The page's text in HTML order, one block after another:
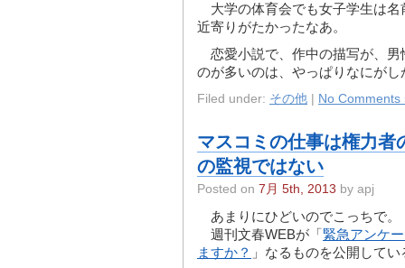
大学の体育会でも女子学生は名
近寄りがたかったなあ。
恋愛小説で、作中の描写が、男
のが多いのは、やっぱりなにが
Filed under: その他 No Comments
マスコミの仕事は権力者
の監視ではない
Posted on 7月 5th, 2013 by apj
あまりにひどいのでこっちで。
週刊文春WEBが「緊急アンケ
ますか？ 」なるものを公開してい